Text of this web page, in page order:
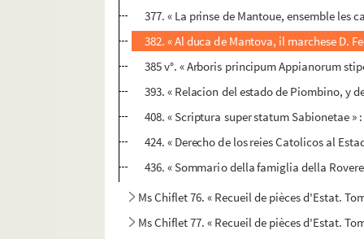
377. « La prinse de Mantoue, ensemble
382. « Al duca de Mantova, il marchese D.
385 v°. « Arboris principum Appianorum
393. « Relacion del estado de Piombino, y
408. « Scriptura super statum Sabionetae
424. « Derecho de los reies Catolicos al
436. « Sommario della famiglia della
Ms Chiflet 76. « Recueil de pièces d'Estat.
Ms Chiflet 77. « Recueil de pièces d'Estat.